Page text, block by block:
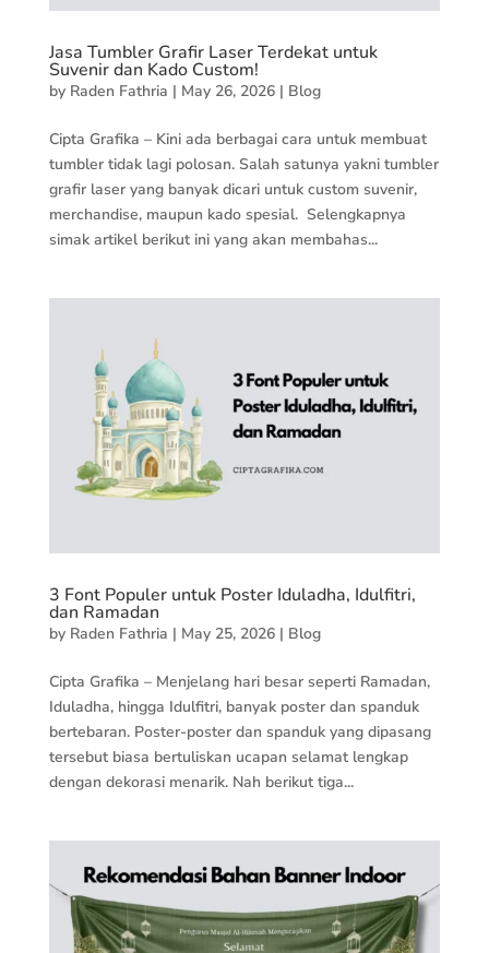
Jasa Tumbler Grafir Laser Terdekat untuk
Suvenir dan Kado Custom!
by Raden Fathria | May 26, 2026| Blog
Cipta Grafika – Kini ada berbagai cara untuk membuat
tumbler tidak lagi polosan. Salah satunya yakni tumbler
grafir laser yang banyak dicari untuk custom suvenir,
merchandise, maupun kado spesial. Selengkapnya
simak artikel berikut ini yang akan membahas...
3 Font Populer untuk Poster Iduladha, Idulfitri,
dan Ramadan
by Raden Fathria | May 25, 2026| Blog
Cipta Grafika – Menjelang hari besar seperti Ramadan,
Iduladha, hingga Idulfitri, banyak poster dan spanduk
bertebaran. Poster-poster dan spanduk yang dipasang
tersebut biasa bertuliskan ucapan selamat lengkap
dengan dekorasi menarik. Nah berikut tiga...